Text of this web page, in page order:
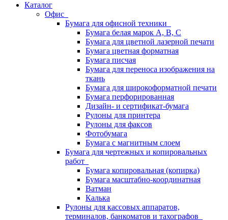
Каталог
Офис
Бумага для офисной техники
Бумага белая марок А, В, С
Бумага для цветной лазерной печати
Бумага цветная форматная
Бумага писчая
Бумага для переноса изображения на
ткань
Бумага для широкоформатной печати
Бумага перфорированная
Дизайн- и сертификат-бумага
Рулоны для принтера
Рулоны для факсов
Фотобумага
Бумага с магнитным слоем
Бумага для чертежных и копировальных
работ
Бумага копировальная (копирка)
Бумага масштабно-координатная
Ватман
Калька
Рулоны для кассовых аппаратов,
терминалов, банкоматов и тахографов